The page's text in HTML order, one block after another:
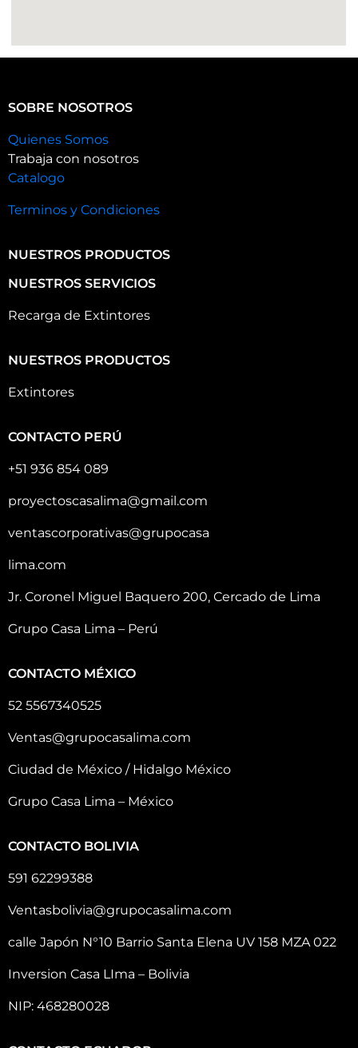
SOBRE NOSOTROS
Quienes Somos
Trabaja con nosotros
Catalogo
Terminos y Condiciones
NUESTROS PRODUCTOS
NUESTROS SERVICIOS
Recarga de Extintores
NUESTROS PRODUCTOS
Extintores
CONTACTO PERÚ
+51 936 854 089
proyectoscasalima@gmail.com
ventascorporativas@grupocasa
lima.com
Jr. Coronel Miguel Baquero 200, Cercado de Lima
Grupo Casa Lima – Perú
CONTACTO MÉXICO
52 5567340525
Ventas@grupocasalima.com
Ciudad de México / Hidalgo México
Grupo Casa Lima – México
CONTACTO BOLIVIA
591 62299388
Ventasbolivia@grupocasalima.com
calle Japón N°10 Barrio Santa Elena UV 158 MZA 022
Inversion Casa LIma – Bolivia
NIP: 468280028